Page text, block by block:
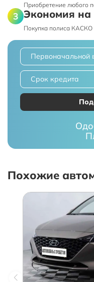
Приобретение любого
Экономия на
Покупка полиса КАСКО
Первоначальной
Срок кредита
Похожие